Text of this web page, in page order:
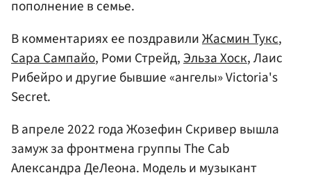
пополнение в семье.
В комментариях ее поздравилиЖасмин Тукс,
Сара Сампайо, Роми Стрейд,Эльза Хоск, Лаис
Рибейро и другие бывшие «ангелы» Victoria's
Secret.
В апреле 2022 года Жозефин Скривер вышла
замуж за фронтмена группы The Cab
Александра ДеЛеона. Модель и музыкант